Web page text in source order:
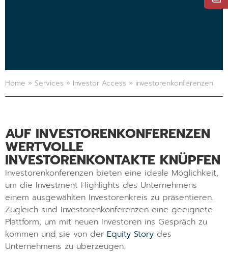
Home » Services » Investor Access » investorenkonferenzen
AUF INVESTORENKONFERENZEN
WERTVOLLE
INVESTORENKONTAKTE KNÜPFEN
Investorenkonferenzen bieten eine ideale Möglichkeit,
um die Investment Highlights des Unternehmens
einem ausgewählten Investorenkreis zu präsentieren.
Zugleich sind Investorenkonferenzen eine geeignete
Plattform, um mit neuen Investoren ins Gespräch zu
kommen und sie von der Equity Story des
Unternehmens zu überzeugen.